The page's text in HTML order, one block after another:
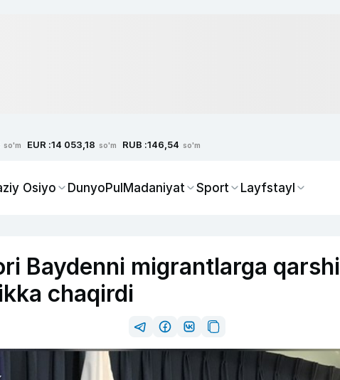
so'm EUR :14 053,18 so'm RUB :146,54 so'm
Osiyo DunyoPulMadaniyat Sport Layfstayl
Baydenni migrantlarga qarshi
chaqirdi